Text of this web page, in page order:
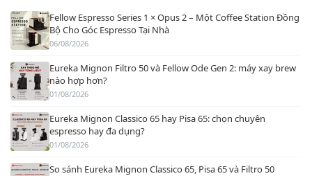
Fellow Espresso Series 1 × Opus 2 – Một Coffee Station Đồng
Bộ Cho Góc Espresso Tại Nhà
06/08/2026
Eureka Mignon Filtro 50 và Fellow Ode Gen 2: máy xay brew
nào hợp hơn?
01/08/2026
Eureka Mignon Classico 65 hay Pisa 65: chọn chuyên
espresso hay đa dụng?
01/08/2026
So sánh Eureka Mignon Classico 65, Pisa 65 và Filtro 50